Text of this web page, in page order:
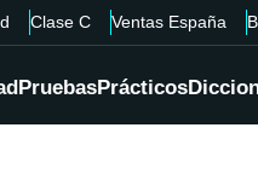
Clase C Ventas España
PruebasPrácticos